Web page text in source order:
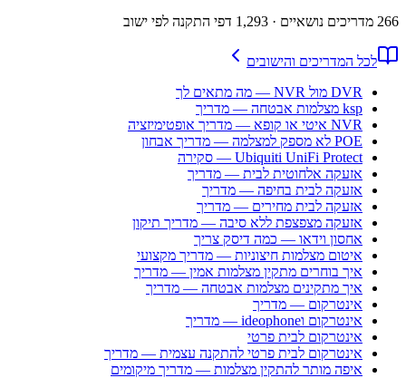
266 מדריכים נושאיים · 1,293 דפי התקנה לפי ישוב
לכל המדריכים והישובים
DVR מול NVR — מה מתאים לך
ksp מצלמות אבטחה — מדריך
NVR איטי או קופא — מדריך אופטימיזציה
POE לא מספק למצלמה — מדריך אבחון
Ubiquiti UniFi Protect — סקירה
אזעקה אלחוטית לבית — מדריך
אזעקה לבית בחיפה — מדריך
אזעקה לבית מחירים — מדריך
אזעקה מצפצפת ללא סיבה — מדריך תיקון
אחסון וידאו — כמה דיסק צריך
איטום מצלמות חיצוניות — מדריך מקצועי
איך בוחרים מתקין מצלמות אמין — מדריך
איך מתקינים מצלמות אבטחה — מדריך
אינטרקום — מדריך
אינטרקום וideophone — מדריך
אינטרקום לבית פרטי
אינטרקום לבית פרטי להתקנה עצמית — מדריך
איפה מותר להתקין מצלמות — מדריך מיקומים